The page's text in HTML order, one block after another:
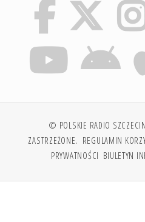
© POLSKIE RADIO
ZASTRZEŻONE. REGULAMIN
PRYWATNOŚCI BIULETYN